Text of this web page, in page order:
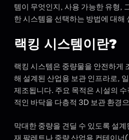
템이 무엇인지, 사용 가능한 유형,
한 시스템을 선택하는 방법에 대해
랙킹 시스템이란?
랙킹 시스템은 중량물을 안전하게
해 설계된 산업용 보관 인프라로,
제조됩니다. 주요 목적은 시설의
적인 바닥을 다층적 3D 보관 환경
막대한 중량을 견딜 수 있도록 설
재 팔레트나 중량 산업용 컨테이